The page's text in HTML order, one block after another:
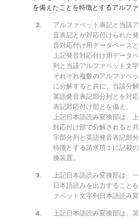
を備えたことを特徴とするアルフ
アルファベット表記と当該
音表記とが対応付けられた
音対応付け用データベースと
上記発音対応付け用データ
列と当該アルファベット文
それぞれ複数のアルファベ
に分解すると共に、当該分
英語発音表記部分列とを対
表記対応付け部とを備え、
上記日本語読み変換部は、
対応付け部で分解されると
字部分列と英語発音表記部
特徴とする請求項１に記載
換装置。
上記日本語読み変換部は、
日本語読みを出力すること
ァベット文字列日本語読み変
上記日本語読み変換部は、